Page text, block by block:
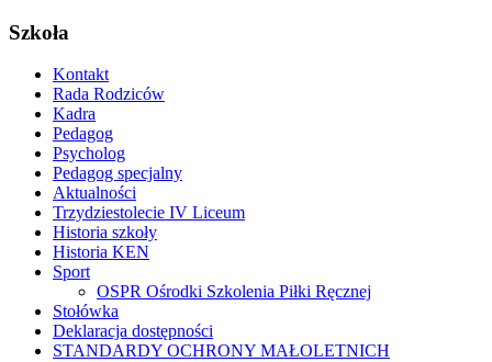
Szkoła
Kontakt
Rada Rodziców
Kadra
Pedagog
Psycholog
Pedagog specjalny
Aktualności
Trzydziestolecie IV Liceum
Historia szkoły
Historia KEN
Sport
OSPR Ośrodki Szkolenia Piłki Ręcznej
Stołówka
Deklaracja dostępności
STANDARDY OCHRONY MAŁOLETNICH